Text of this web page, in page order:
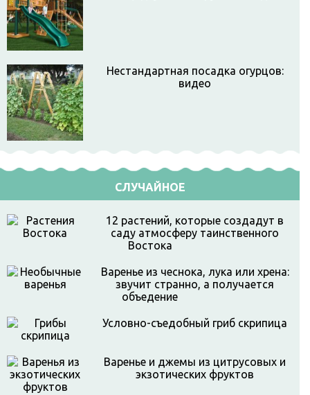
Нестандартная посадка огурцов:
видео
СЛУЧАЙНОЕ
12 растений, которые создадут в
саду атмосферу таинственного
Востока
Варенье из чеснока, лука или хрена:
звучит странно, а получается
объедение
Условно-съедобный гриб скрипица
Варенье и джемы из цитрусовых и
экзотических фруктов